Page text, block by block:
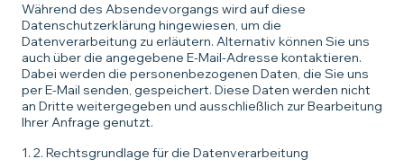
Während des Absendevorgangs wird auf diese
Datenschutzerklärung hingewiesen, um die
Datenverarbeitung zu erläutern. Alternativ können Sie uns
auch über die angegebene E-Mail-Adresse kontaktieren.
Dabei werden die personenbezogenen Daten, die Sie uns
per E-Mail senden, gespeichert. Diese Daten werden nicht
an Dritte weitergegeben und ausschließlich zur Bearbeitung
Ihrer Anfrage genutzt.
1. 2. Rechtsgrundlage für die Datenverarbeitung